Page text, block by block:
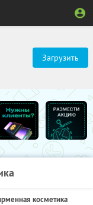
Загрузить
косметика